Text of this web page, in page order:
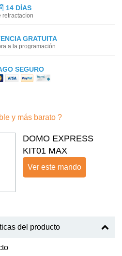
14 DÍAS
retractacíon
GRATUITA
a la programación
SEGURO
y más barato ?
DOMO EXPRESS
KIT01 MAX
Ver este mando
del producto